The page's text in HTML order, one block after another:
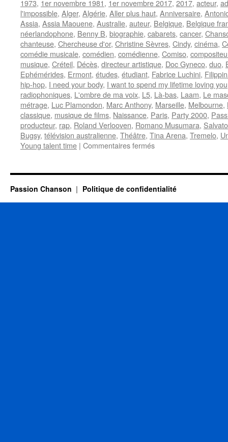
1973, 1er novembre 1981, 1er novembre 2017, 2017, acteur,
l'impossible, Alger, Algérie, Aller plus haut, Anniversaire,
Assia, Assia Maouene, Australie, auteur, Belgique, Belgique
néerlandophone, Benny B, biographie, cabarets, cancer,
chanteuse, Chercheuse d'or, Christine Sèvres, Cindy, cinéma,
comédie musicale, comédien, comédienne, Comiso,
musique, Créteil, Décès, directeur artistique, Doc Gyneco, duo,
Ephémérides, Ermont, études, étudiant, Fabrice Luchini,
hip-hop, I need your body, I want to spend my lifetime loving you
radiophoniques, L'ombre de ma voix, L5, Là-bas, Laam, Le
métrage, Luc Plamondon, Marc Anthony, Marseille, Melbourne,
classique, musique de films, Naissance, Paris, Party 2000,
producteur, rap, Roland Verlooven, Romano Musumara,
Bugsy, télévision australienne, Théâtre, Tina Arena, Tremelo,
Young talent time | Commentaires ferméssur
Passion Chanson Politique de confidentialité